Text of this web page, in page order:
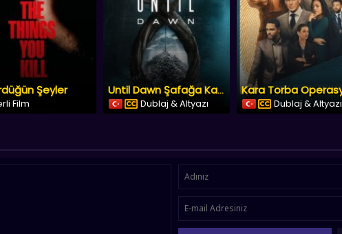
Şeyler
Film
Until Dawn Şafağa Kadar
Dublaj & Altyazı
Dublaj & Altyazı